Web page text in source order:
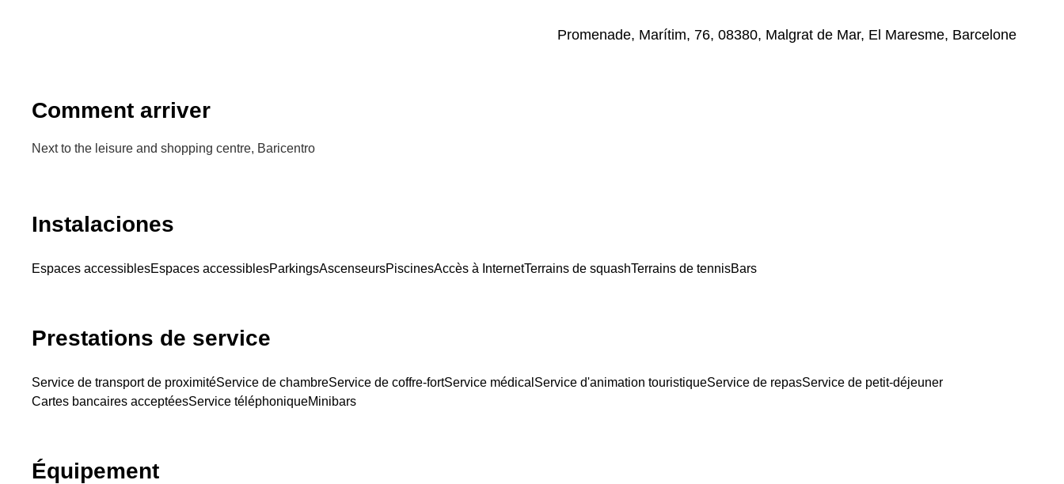
Promenade, Marítim, 76, 08380, Malgrat de Mar, El Maresme, Barcelone
Comment arriver
Next to the leisure and shopping centre, Baricentro
Instalaciones
Espaces accessiblesEspaces accessiblesParkingsAscenseursPiscinesAccès à InternetTerrains de squashTerrains de tennisBars
Prestations de service
Service de transport de proximitéService de chambreService de coffre-fortService médical Service d'animation touristiqueService de repasService de petit-déjeuner
Cartes bancaires acceptéesService téléphoniqueMinibars
Équipement